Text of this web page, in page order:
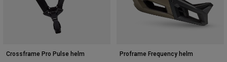
Crossframe Pro Pulse helm Proframe Frequency helm